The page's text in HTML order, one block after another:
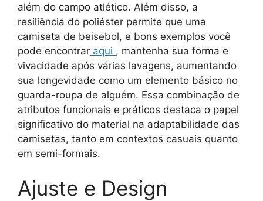
além do campo atlético. Além disso, a
resiliência do poliéster permite que uma
camiseta de beisebol, e bons exemplos você
pode encontrar aqui , mantenha sua forma e
vivacidade após várias lavagens, aumentando
sua longevidade como um elemento básico no
guarda-roupa de alguém. Essa combinação de
atributos funcionais e práticos destaca o papel
significativo do material na adaptabilidade das
camisetas, tanto em contextos casuais quanto
em semi-formais.
Ajuste e Design